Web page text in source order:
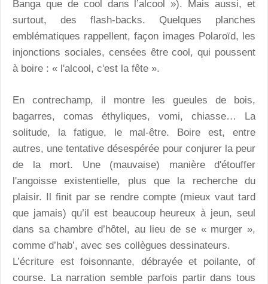
Banga que de cool dans l’alcool »). Mais aussi, et
surtout, des flash-backs. Quelques planches
emblématiques rappellent, façon images Polaroïd, les
injonctions sociales, censées être cool, qui poussent
à boire : « l'alcool, c'est la fête ».
En contrechamp, il montre les gueules de bois,
bagarres, comas éthyliques, vomi, chiasse… La
solitude, la fatigue, le mal-être. Boire est, entre
autres, une tentative désespérée pour conjurer la peur
de la mort. Une (mauvaise) manière d'étouffer
l'angoisse existentielle, plus que la recherche du
plaisir. Il finit par se rendre compte (mieux vaut tard
que jamais) qu’il est beaucoup heureux à jeun, seul
dans sa chambre d’hôtel, au lieu de se « murger »,
comme d’hab’, avec ses collègues dessinateurs.
L’écriture est foisonnante, débrayée et poilante, of
course. La narration semble parfois partir dans tous